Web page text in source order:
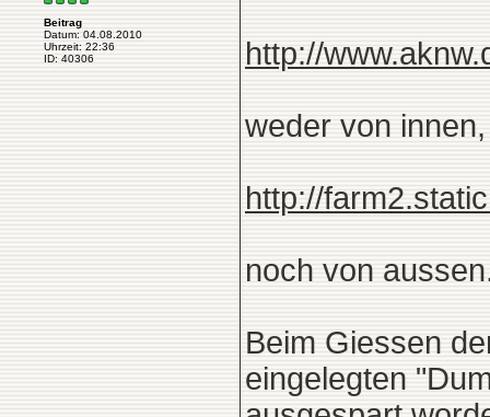
Beitrag
Datum: 04.08.2010
Uhrzeit: 22:36
ID: 40306
http://
weder von innen,
http://
noch von
Beim Giessen
eingelegten